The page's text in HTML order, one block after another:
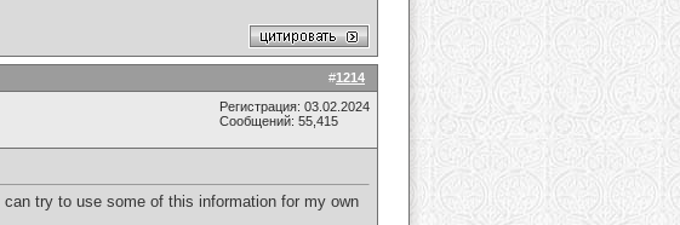
#1214
Регистрация: 03.02.2024
Сообщений: 55,415
try to use some of this information for my own